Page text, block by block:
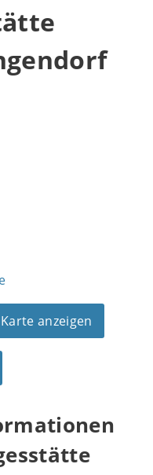
Karte anzeigen